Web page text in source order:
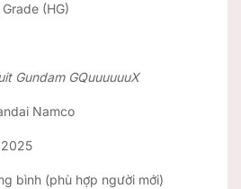
(HG)
Gundam GQuuuuuuX
Namco
bình (phù hợp người mới)